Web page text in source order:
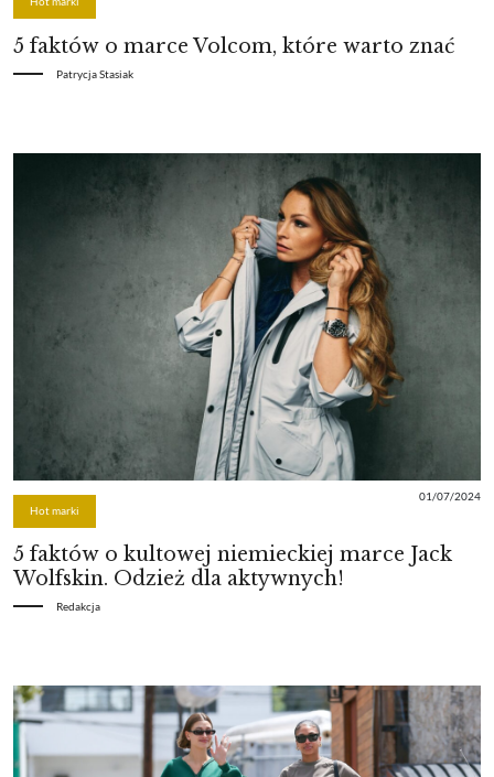
5 faktów o marce Volcom, które warto znać
Patrycja Stasiak
Hot marki
01/07/2024
5 faktów o kultowej niemieckiej marce Jack
Wolfskin. Odzież dla aktywnych!
Redakcja